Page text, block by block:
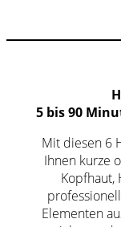
5 bis 90
Mit diesen 6
Ihnen kurze
Kopfhaut,
Elementen